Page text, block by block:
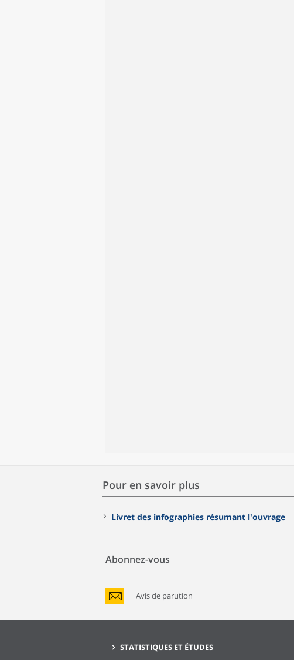
Pour en savoir plus
Livret des infographies résumant l'ouvrage
Abonnez-vous
Avis de parution
STATISTIQUES ET ÉTUDES